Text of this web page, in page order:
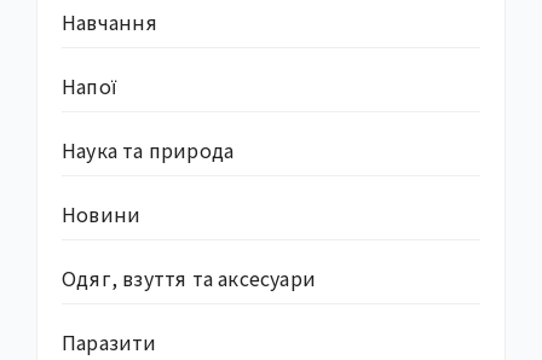
Навчання
Напої
Наука та природа
Новини
Одяг, взуття та аксесуари
Паразити